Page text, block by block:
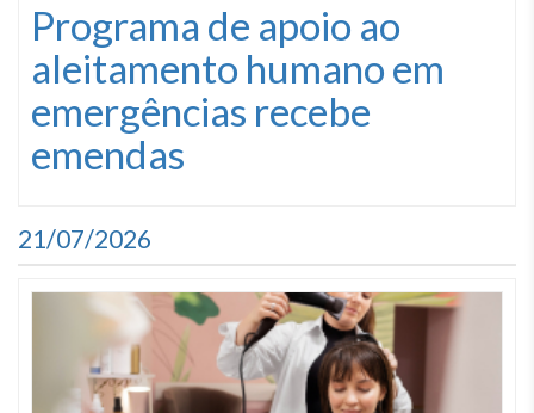
Programa de apoio ao
aleitamento humano em
emergências recebe
emendas
21/07/2026